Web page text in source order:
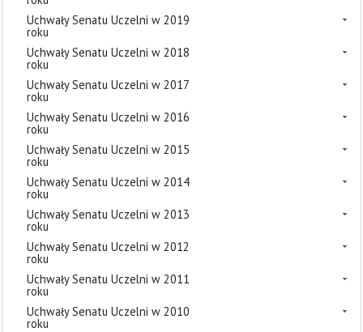
Uchwały Senatu Uczelni w 2019
roku
Uchwały Senatu Uczelni w 2018
roku
Uchwały Senatu Uczelni w 2017
roku
Uchwały Senatu Uczelni w 2016
roku
Uchwały Senatu Uczelni w 2015
roku
Uchwały Senatu Uczelni w 2014
roku
Uchwały Senatu Uczelni w 2013
roku
Uchwały Senatu Uczelni w 2012
roku
Uchwały Senatu Uczelni w 2011
roku
Uchwały Senatu Uczelni w 2010
roku